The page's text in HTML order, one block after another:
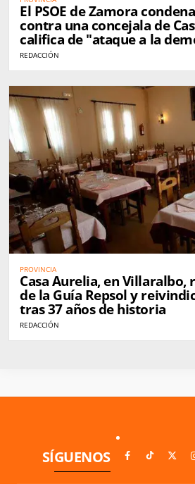
El PSOE de Zamora
contra una concejala de
califica de "ataque a la
REDACCIÓN
PROVINCIA
Casa Aurelia, en Villaralbo,
de la Guía Repsol y
tras 37 años de historia
REDACCIÓN
SÍGUENOS